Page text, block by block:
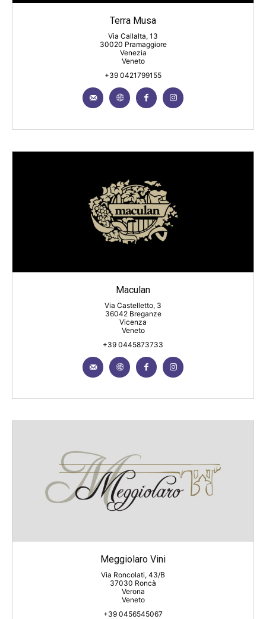
Terra Musa
Via Callalta, 13
30020 Pramaggiore
Venezia
Veneto
+39 0421799155
Maculan
Via Castelletto, 3
36042 Breganze
Vicenza
Veneto
+39 0445873733
Meggiolaro Vini
Via Roncolati, 43/B
37030 Roncà
Verona
Veneto
+39 0456545067